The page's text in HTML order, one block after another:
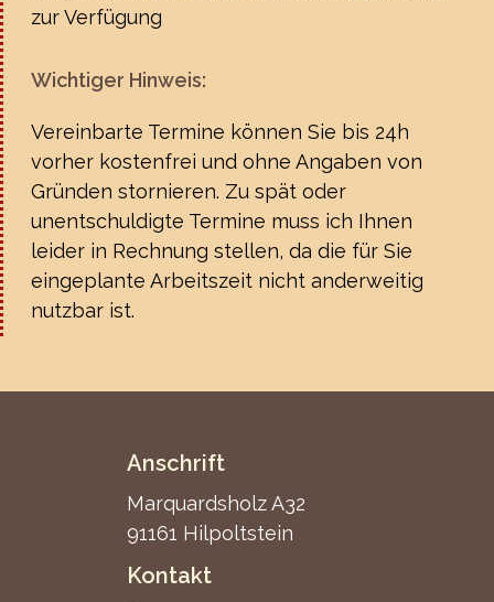
zur Verfügung
Wichtiger Hinweis:
Vereinbarte Termine können Sie bis 24h
vorher kostenfrei und ohne Angaben von
Gründen stornieren. Zu spät oder
unentschuldigte Termine muss ich Ihnen
leider in Rechnung stellen, da die für Sie
eingeplante Arbeitszeit nicht anderweitig
nutzbar ist.
Anschrift
Marquardsholz A32
91161 Hilpoltstein
Kontakt